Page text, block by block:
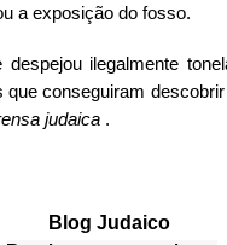
a exposição do fosso.
ilegalmente
conseguiram
judaica .
Blog Judaico